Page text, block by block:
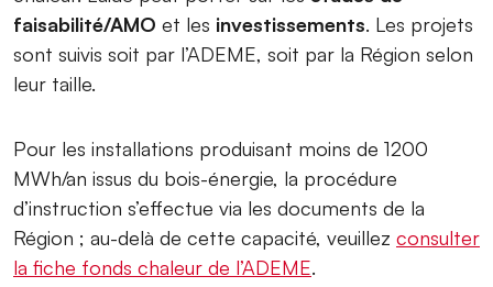
faisabilité/AMO et les investissements. Les projets
sont suivis soit par l’ADEME, soit par la Région selon
leur taille.
Pour les installations produisant moins de 1200
MWh/an issus du bois-énergie, la procédure
d’instruction s’effectue via les documents de la
Région ; au-delà de cette capacité, veuillez consulter
la fiche fonds chaleur de l’ADEME.